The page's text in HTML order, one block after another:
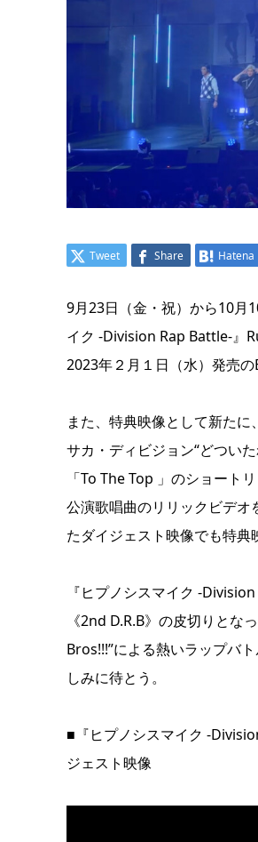
Tweet Share Hatena
9月23日（金・祝）から10月
イク -Division Rap Battle-』
2023年２月１日（水）発売
また、特典映像として新た
サカ・ディビジョン“どつい
「To The Top 」のショート
公演歌唱曲のリリックビデ
たダイジェスト映像でも特典
『ヒプノシスマイク -
《2nd D.R.B》の皮切りとな
Bros!!!”による熱いラップバ
しみに待とう。
■『ヒプノシスマイク -
ジェスト映像